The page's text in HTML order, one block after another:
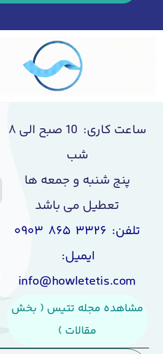
ساعت کاری: 10 صبح الی ۸
شب
پنج شنبه و جمعه ها
تعطیل می باشد
تلفن: ۳۳۲۶ ۸۶۵ ۰۹۰۳
ایمیل:
info@howletetis.com
مشاهده مجله تتیس ( بخش
مقالات )